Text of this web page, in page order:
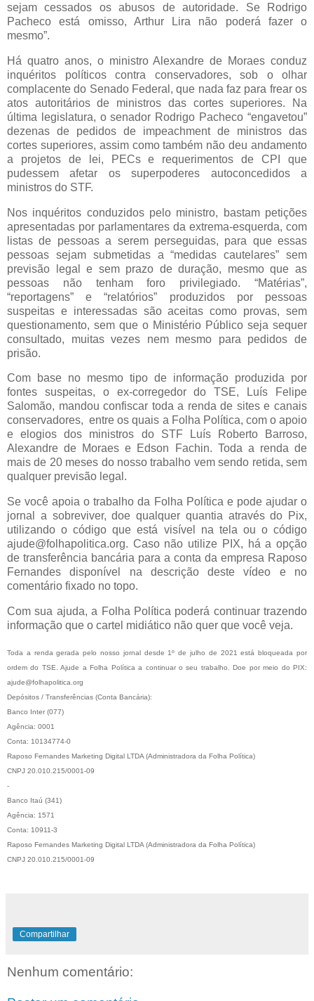
sejam cessados os abusos de autoridade. Se Rodrigo
Pacheco está omisso, Arthur Lira não poderá fazer o
mesmo”.
Há quatro anos, o ministro Alexandre de Moraes conduz
inquéritos políticos contra conservadores, sob o olhar
complacente do Senado Federal, que nada faz para frear os
atos autoritários de ministros das cortes superiores. Na
última legislatura, o senador Rodrigo Pacheco “engavetou”
dezenas de pedidos de impeachment de ministros das
cortes superiores, assim como também não deu andamento
a projetos de lei, PECs e requerimentos de CPI que
pudessem afetar os superpoderes autoconcedidos a
ministros do STF.
Nos inquéritos conduzidos pelo ministro, bastam petições
apresentadas por parlamentares da extrema-esquerda, com
listas de pessoas a serem perseguidas, para que essas
pessoas sejam submetidas a “medidas cautelares” sem
previsão legal e sem prazo de duração, mesmo que as
pessoas não tenham foro privilegiado. “Matérias”,
“reportagens” e “relatórios” produzidos por pessoas
suspeitas e interessadas são aceitas como provas, sem
questionamento, sem que o Ministério Público seja sequer
consultado, muitas vezes nem mesmo para pedidos de
prisão.
Com base no mesmo tipo de informação produzida por
fontes suspeitas, o ex-corregedor do TSE, Luís Felipe
Salomão, mandou confiscar toda a renda de sites e canais
conservadores, entre os quais a Folha Política, com o apoio
e elogios dos ministros do STF Luís Roberto Barroso,
Alexandre de Moraes e Edson Fachin. Toda a renda de
mais de 20 meses do nosso trabalho vem sendo retida, sem
qualquer previsão legal.
Se você apoia o trabalho da Folha Política e pode ajudar o
jornal a sobreviver, doe qualquer quantia através do Pix,
utilizando o código que está visível na tela ou o código
ajude@folhapolitica.org. Caso não utilize PIX, há a opção
de transferência bancária para a conta da empresa Raposo
Fernandes disponível na descrição deste vídeo e no
comentário fixado no topo.
Com sua ajuda, a Folha Política poderá continuar trazendo
informação que o cartel midiático não quer que você veja.
Toda a renda gerada pelo nosso jornal desde 1º de julho de 2021 está bloqueada por
ordem do TSE. Ajude a Folha Política a continuar o seu trabalho. Doe por meio do PIX:
ajude@folhapolitica.org
Depósitos / Transferências (Conta Bancária):
Banco Inter (077)
Agência: 0001
Conta: 10134774-0
Raposo Fernandes Marketing Digital LTDA (Administradora da Folha Política)
CNPJ 20.010.215/0001-09
-
Banco Itaú (341)
Agência: 1571
Conta: 10911-3
Raposo Fernandes Marketing Digital LTDA (Administradora da Folha Política)
CNPJ 20.010.215/0001-09
Compartilhar
Nenhum comentário: